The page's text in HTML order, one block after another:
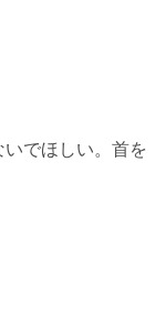
でほしい。首を